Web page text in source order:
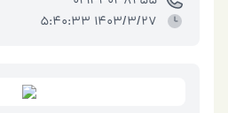
1403/3/27 5:40:33